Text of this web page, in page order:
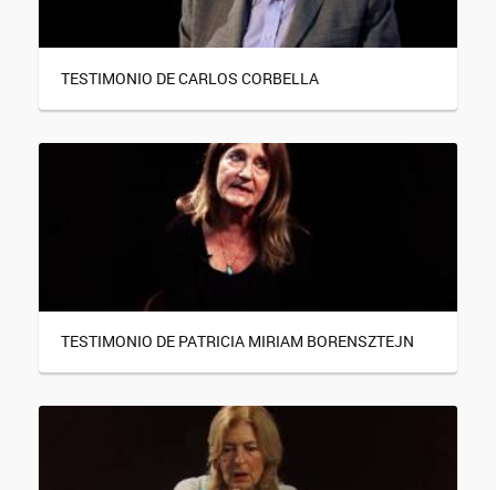
TESTIMONIO DE CARLOS CORBELLA
TESTIMONIO DE PATRICIA MIRIAM BORENSZTEJN